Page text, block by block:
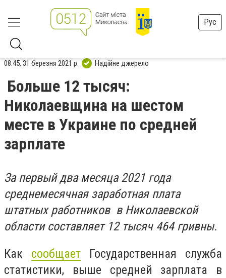
Рус
08:45, 31 березня 2021 р. Надійне джерело
Больше 12 тысяч:
Николаевщина на шестом
месте в Украине по средней
зарплате
За первый два месяца 2021 года
среднемесячная заработная плата
штатных работников в Николаевской
области составляет 12 тысяч 464 гривны.
Как сообщает Государственная служба
статистики, выше средней зарплата в